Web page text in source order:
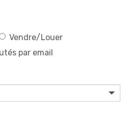
Vendre/Louer
par email